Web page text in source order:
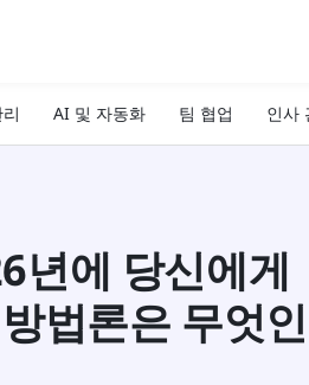
AI 및 자동화 팀 협업 인사
년에 당신에게
법론은 무엇인